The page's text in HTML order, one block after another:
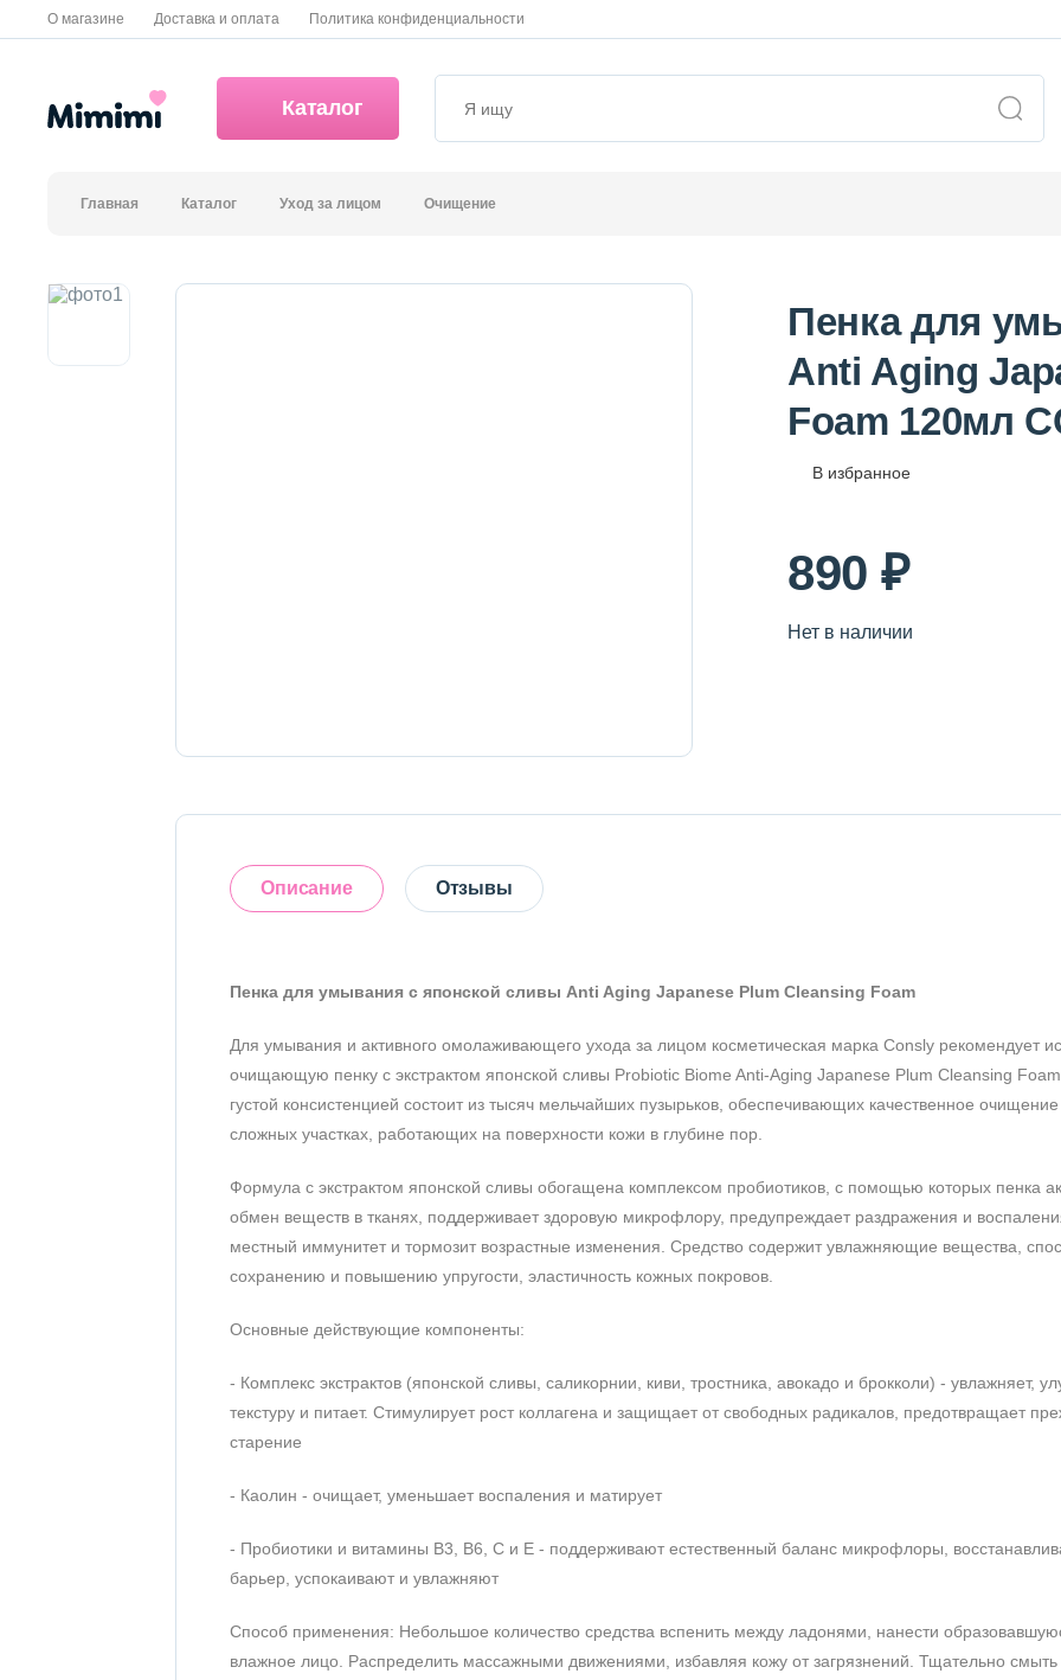
О магазине Доставка и оплата Политика конфиденциальности
Каталог
Главная Каталог Уход за лицом Очищение
Пенка для
Anti Aging
Foam 120мл
В избранное
890 ₽
Нет в наличии
Описание Отзывы
Пенка для умывания с японской сливы Anti Aging Japanese Plum Cleansing Foam
Для умывания и активного омолаживающего ухода за лицом косметическая марка Consly рекомендует
очищающую пенку с экстрактом японской сливы Probiotic Biome Anti-Aging Japanese Plum Cleansing
густой консистенцией состоит из тысяч мельчайших пузырьков, обеспечивающих качественное
сложных участках, работающих на поверхности кожи в глубине пор.
Формула с экстрактом японской сливы обогащена комплексом пробиотиков, с помощью которых пенка
обмен веществ в тканях, поддерживает здоровую микрофлору, предупреждает раздражения и
местный иммунитет и тормозит возрастные изменения. Средство содержит увлажняющие вещества,
сохранению и повышению упругости, эластичность кожных покровов.
Основные действующие компоненты:
- Комплекс экстрактов (японской сливы, саликорнии, киви, тростника, авокадо и брокколи) - увлажняет,
текстуру и питает. Стимулирует рост коллагена и защищает от свободных радикалов, предотвращает
старение
- Каолин - очищает, уменьшает воспаления и матирует
- Пробиотики и витамины B3, B6, C и E - поддерживают естественный баланс микрофлоры,
барьер, успокаивают и увлажняют
Способ применения: Небольшое количество средства вспенить между ладонями, нанести
влажное лицо. Распределить массажными движениями, избавляя кожу от загрязнений. Тщательно смыть
Оставить отзыв